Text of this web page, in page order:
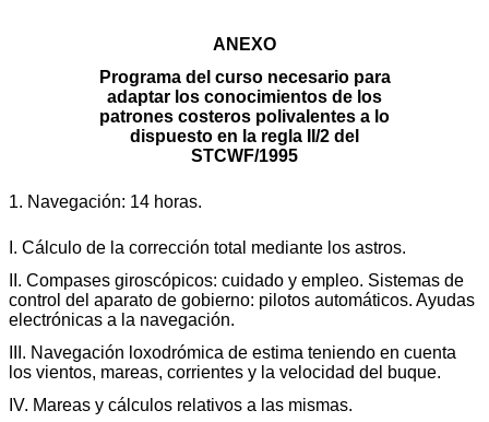
ANEXO
Programa del curso necesario para
adaptar los conocimientos de los
patrones costeros polivalentes a lo
dispuesto en la regla II/2 del
STCWF/1995
1. Navegación: 14 horas.
I. Cálculo de la corrección total mediante los astros.
II. Compases giroscópicos: cuidado y empleo. Sistemas de
control del aparato de gobierno: pilotos automáticos. Ayudas
electrónicas a la navegación.
III. Navegación loxodrómica de estima teniendo en cuenta
los vientos, mareas, corrientes y la velocidad del buque.
IV. Mareas y cálculos relativos a las mismas.